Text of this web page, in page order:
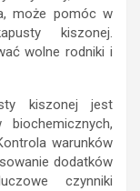
może pomóc w
kiszonej.
wolne rodniki i
kiszonej jest
biochemicznych,
warunków
dodatków
czynniki